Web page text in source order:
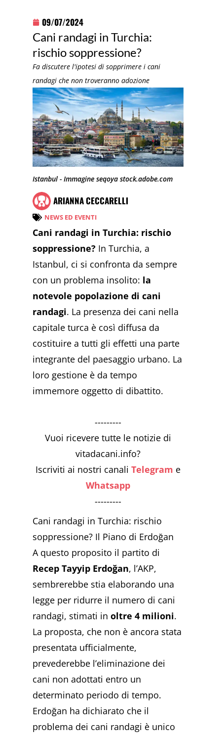
09/07/2024
Cani randagi in Turchia:
rischio soppressione?
Fa discutere l'ipotesi di sopprimere i cani
randagi che non troveranno adozione
Istanbul - Immagine seqoya stock.adobe.com
ARIANNA CECCARELLI
NEWS ED EVENTI
Cani randagi in Turchia: rischio
soppressione? In Turchia, a
Istanbul, ci si confronta da sempre
con un problema insolito: la
notevole popolazione di cani
randagi. La presenza dei cani nella
capitale turca è così diffusa da
costituire a tutti gli effetti una parte
integrante del paesaggio urbano. La
loro gestione è da tempo
immemore oggetto di dibattito.
---------
Vuoi ricevere tutte le notizie di
vitadacani.info?
Iscriviti ai nostri canaliTelegram e
Whatsapp
---------
Cani randagi in Turchia: rischio
soppressione? Il Piano di Erdoğan
A questo proposito il partito di
Recep Tayyip Erdoğan, l’AKP,
sembrerebbe stia elaborando una
legge per ridurre il numero di cani
randagi, stimati inoltre 4 milioni.
La proposta, che non è ancora stata
presentata ufficialmente,
prevederebbe l’eliminazione dei
cani non adottati entro un
determinato periodo di tempo.
Erdoğan ha dichiarato che il
problema dei cani randagi è unico